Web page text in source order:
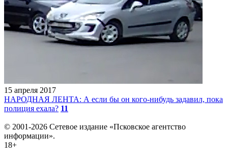
15 апреля 2017
НАРОДНАЯ ЛЕНТА: А если бы он кого-нибудь задавил, пока
полиция ехала? 11
© 2001-2026 Сетевое издание «Псковское агентство
информации».
18+